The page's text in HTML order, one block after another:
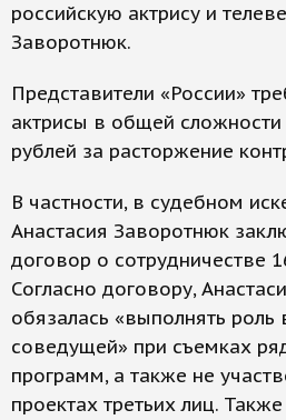
российскую актрису и
Заворотнюк.
Представители «России»
актрисы в общей
рублей за расторжение
В частности, в судебном
Анастасия Заворотнюк
договор о сотрудничестве
Согласно договору,
обязалась «выполнять
соведущей» при съемках
программ, а также не
проектах третьих лиц.